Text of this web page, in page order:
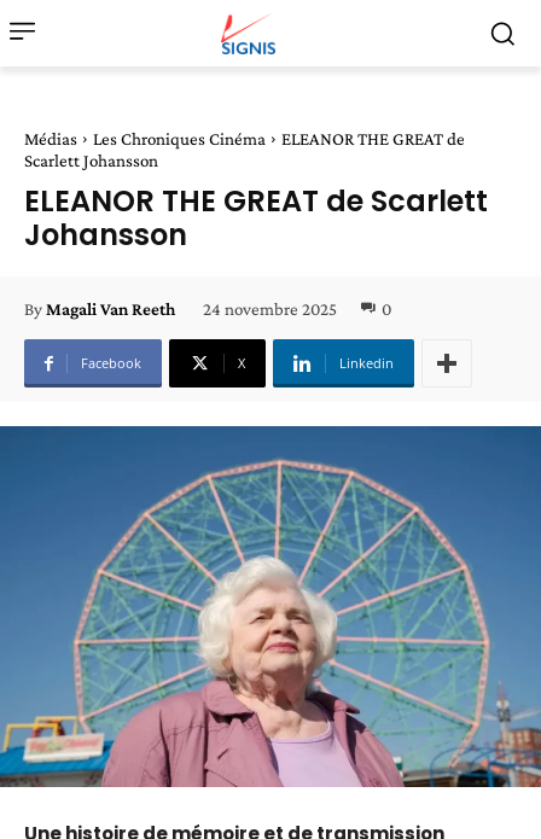
Médias Les Chroniques Cinéma
ELEANOR THE GREAT de
Scarlett Johansson
ELEANOR THE GREAT de Scarlett
Johansson
ByMagali Van Reeth 24 novembre 2025 0
Facebook X Linkedin
Une histoire de mémoire et de transmission